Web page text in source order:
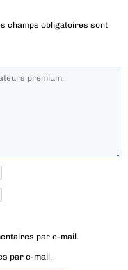
champs obligatoires sont
par e-mail.
par e-mail.